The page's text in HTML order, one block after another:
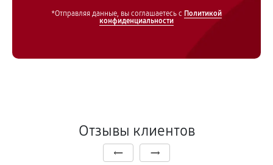
*Отправляя данные, вы соглашаетесь с Политикой
конфиденциальности
Отзывы клиентов